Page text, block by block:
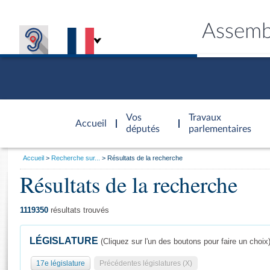
Accueil
d'accueil
Vos
députés
Travaux
parlementaires
Général
Vous
Accueil Recherche sur... Résultats de la recherche
Résultats de la recherche
1119350 résultats trouvés
LÉGISLATURE (Cliquez sur l'un des boutons pour faire un choix)
17e législature Précédentes législatures (X)